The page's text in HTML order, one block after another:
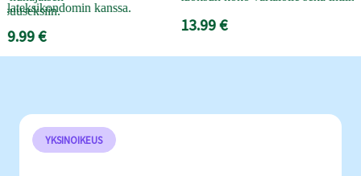
lateksikondomin kanssa.
9.99 €
13.99 €
YKSINOIKEUS